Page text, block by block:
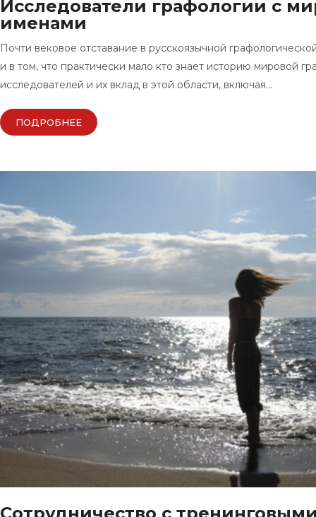
Исследователи графологии с
именами
Почти вековое отставание в русскоязычной
и в том, что практически мало кто знает историю мировой
исследователей и их вклад в этой области, включая…
ПОДРОБНЕЕ
Сотрудничество с